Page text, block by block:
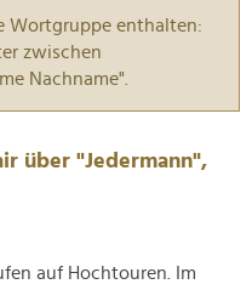
Wortgruppe enthalten:
zwischen
Nachname".
über "Jedermann",
auf Hochtouren. Im